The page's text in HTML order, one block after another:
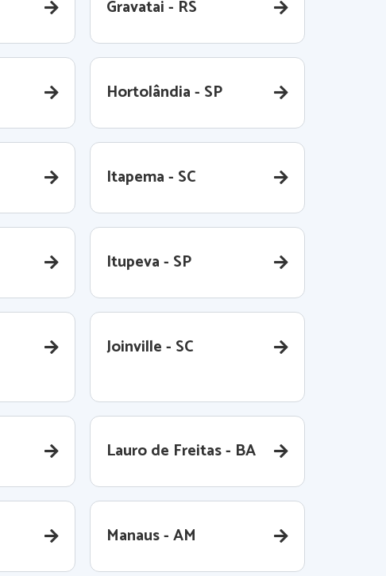
Gravatai - RS
Hortolândia - SP
Itapema - SC
Itupeva - SP
Joinville - SC
Lauro de Freitas - BA
Manaus - AM